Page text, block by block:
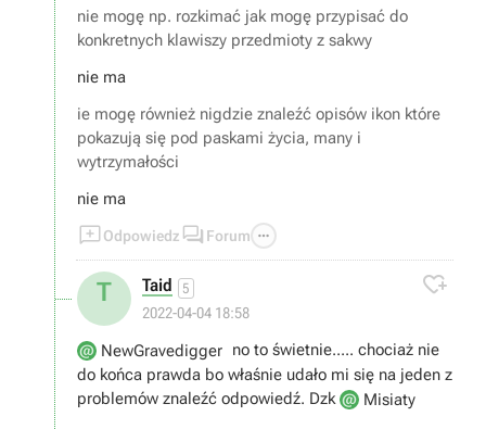
jakby ikonę zbroi ze strzałką w górę albo czerwony
kwadracik i nie mam za chol... pojęcia co te ikony
oznaczają i gdzie mogę znaleźć ich listę i opis.
nie mogę np. rozkimać jak mogę przypisać do
konkretnych klawiszy przedmioty z sakwy
nie ma
ie mogę również nigdzie znaleźć opisów ikon które
pokazują się pod paskami życia, many i
wytrzymałości
nie ma
Odpowiedz  Forum 
T Taid 5
2022-04-04 18:58

NewGravedigger no to świetnie..... chociaż nie
do końca prawda bo właśnie udało mi się na jeden z
problemów znaleźć odpowiedź. Dzk
Misiaty